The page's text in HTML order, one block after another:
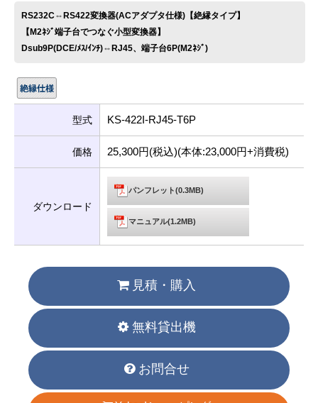
RS232C⇔RS422変換器(ACアダプタ仕様)【絶縁タイプ】
【M2ﾈｼﾞ端子台でつなぐ小型変換器】
Dsub9P(DCE/ﾒｽ/ｲﾝﾁ)⇔RJ45、端子台6P(M2ﾈｼﾞ)
型式 KS-422I-RJ45-T6P
価格 25,300円(税込)(本体:23,000円+消費税)
ダウンロード
パンフレット(0.3MB)
マニュアル(1.2MB)
見積・購入
無料貸出機
お問合せ